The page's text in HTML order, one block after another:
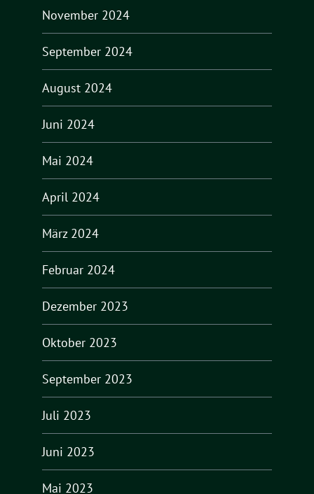
November 2024
September 2024
August 2024
Juni 2024
Mai 2024
April 2024
März 2024
Februar 2024
Dezember 2023
Oktober 2023
September 2023
Juli 2023
Juni 2023
Mai 2023